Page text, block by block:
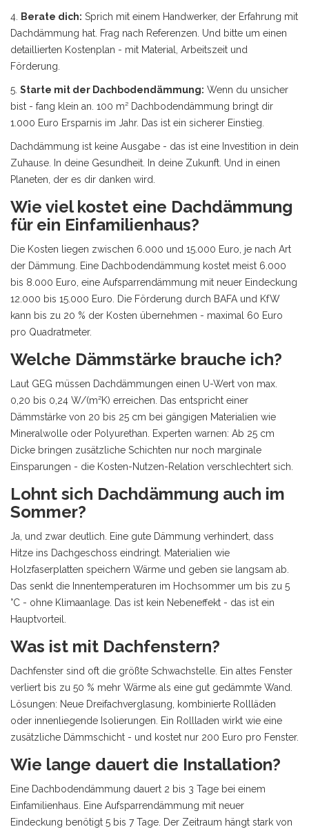
4. Berate dich: Sprich mit einem Handwerker, der Erfahrung mit
Dachdämmung hat. Frag nach Referenzen. Und bitte um einen
detaillierten Kostenplan - mit Material, Arbeitszeit und
Förderung.
5. Starte mit der Dachbodendämmung: Wenn du unsicher
bist - fang klein an. 100 m² Dachbodendämmung bringt dir
1.000 Euro Ersparnis im Jahr. Das ist ein sicherer Einstieg.
Dachdämmung ist keine Ausgabe - das ist eine Investition in dein
Zuhause. In deine Gesundheit. In deine Zukunft. Und in einen
Planeten, der es dir danken wird.
Wie viel kostet eine Dachdämmung
für ein Einfamilienhaus?
Die Kosten liegen zwischen 6.000 und 15.000 Euro, je nach Art
der Dämmung. Eine Dachbodendämmung kostet meist 6.000
bis 8.000 Euro, eine Aufsparrendämmung mit neuer Eindeckung
12.000 bis 15.000 Euro. Die Förderung durch BAFA und KfW
kann bis zu 20 % der Kosten übernehmen - maximal 60 Euro
pro Quadratmeter.
Welche Dämmstärke brauche ich?
Laut GEG müssen Dachdämmungen einen U-Wert von max.
0,20 bis 0,24 W/(m²K) erreichen. Das entspricht einer
Dämmstärke von 20 bis 25 cm bei gängigen Materialien wie
Mineralwolle oder Polyurethan. Experten warnen: Ab 25 cm
Dicke bringen zusätzliche Schichten nur noch marginale
Einsparungen - die Kosten-Nutzen-Relation verschlechtert sich.
Lohnt sich Dachdämmung auch im
Sommer?
Ja, und zwar deutlich. Eine gute Dämmung verhindert, dass
Hitze ins Dachgeschoss eindringt. Materialien wie
Holzfaserplatten speichern Wärme und geben sie langsam ab.
Das senkt die Innentemperaturen im Hochsommer um bis zu 5
°C - ohne Klimaanlage. Das ist kein Nebeneffekt - das ist ein
Hauptvorteil.
Was ist mit Dachfenstern?
Dachfenster sind oft die größte Schwachstelle. Ein altes Fenster
verliert bis zu 50 % mehr Wärme als eine gut gedämmte Wand.
Lösungen: Neue Dreifachverglasung, kombinierte Rollläden
oder innenliegende Isolierungen. Ein Rollladen wirkt wie eine
zusätzliche Dämmschicht - und kostet nur 200 Euro pro Fenster.
Wie lange dauert die Installation?
Eine Dachbodendämmung dauert 2 bis 3 Tage bei einem
Einfamilienhaus. Eine Aufsparrendämmung mit neuer
Eindeckung benötigt 5 bis 7 Tage. Der Zeitraum hängt stark von